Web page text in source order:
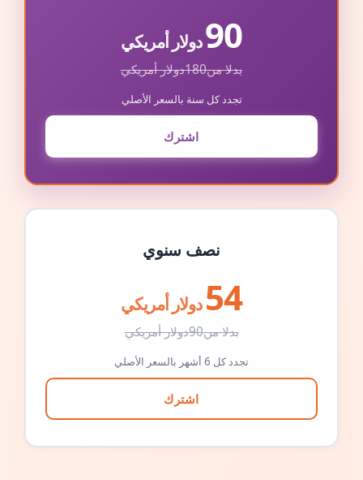
90دولار أمريكي
بدلا من180دولار أمريكي
تجدد كل سنة بالسعر الأصلي
اشترك
نصف سنوي
54 دولار أمريكي
بدلا من90دولار أمريكي
تجدد كل 6 أشهر بالسعر الأصلي
اشترك